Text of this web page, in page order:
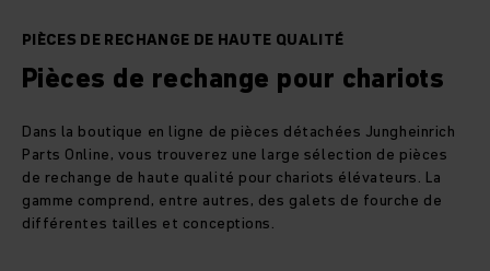
PIÈCES DE RECHANGE DE HAUTE QUALITÉ
Pièces de rechange pour chariots
Dans la boutique en ligne de pièces détachées Jungheinrich
Parts Online, vous trouverez une large sélection de pièces
de rechange de haute qualité pour chariots élévateurs. La
gamme comprend, entre autres, des galets de fourche de
différentes tailles et conceptions.